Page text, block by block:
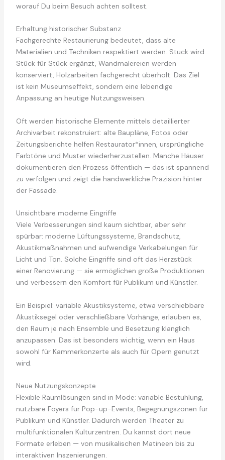
worauf Du beim Besuch achten solltest.
Erhaltung historischer Substanz
Fachgerechte Restaurierung bedeutet, dass alte
Materialien und Techniken respektiert werden. Stuck wird
Stück für Stück ergänzt, Wandmalereien werden
konserviert, Holzarbeiten fachgerecht überholt. Das Ziel
ist kein Museumseffekt, sondern eine lebendige
Anpassung an heutige Nutzungsweisen.
Oft werden historische Elemente mittels detaillierter
Archivarbeit rekonstruiert: alte Baupläne, Fotos oder
Zeitungsberichte helfen Restaurator*innen, ursprüngliche
Farbtöne und Muster wiederherzustellen. Manche Häuser
dokumentieren den Prozess öffentlich — das ist spannend
zu verfolgen und zeigt die handwerkliche Präzision hinter
der Fassade.
Unsichtbare moderne Eingriffe
Viele Verbesserungen sind kaum sichtbar, aber sehr
spürbar: moderne Lüftungssysteme, Brandschutz,
Akustikmaßnahmen und aufwendige Verkabelungen für
Licht und Ton. Solche Eingriffe sind oft das Herzstück
einer Renovierung — sie ermöglichen große Produktionen
und verbessern den Komfort für Publikum und Künstler.
Ein Beispiel: variable Akustiksysteme, etwa verschiebbare
Akustiksegel oder verschließbare Vorhänge, erlauben es,
den Raum je nach Ensemble und Besetzung klanglich
anzupassen. Das ist besonders wichtig, wenn ein Haus
sowohl für Kammerkonzerte als auch für Opern genutzt
wird.
Neue Nutzungskonzepte
Flexible Raumlösungen sind in Mode: variable Bestuhlung,
nutzbare Foyers für Pop-up-Events, Begegnungszonen für
Publikum und Künstler. Dadurch werden Theater zu
multifunktionalen Kulturzentren. Du kannst dort neue
Formate erleben — von musikalischen Matineen bis zu
interaktiven Inszenierungen.